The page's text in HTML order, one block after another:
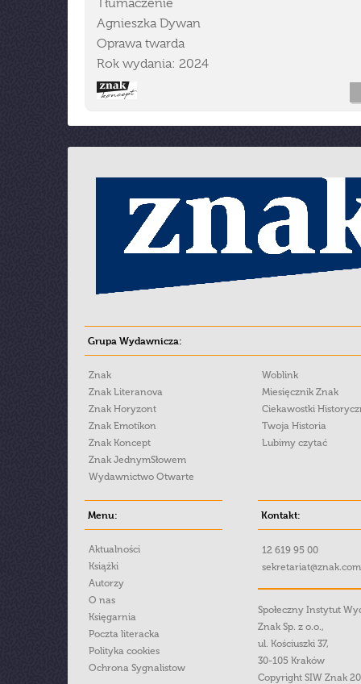
Tłumaczenie
Agnieszka Dywan
Oprawa twarda
Rok wydania: 2024
Grupa Wydawnicza:
Znak
Znak Literanova
Znak Horyzont
Znak Emotikon
Znak Koncept
Znak JednymSłowem
Wydawnictwo Otwarte
Woblink
Miesięcznik Znak
Ciekawostki
Twoja Historia
Lubimy czytać
Menu:
Aktualności
Książki
Autorzy
O nas
Księgarnia
Poczta literacka
Polityka cookies
Ochrona Sygnalistow
Kontakt:
12 619 95 00
Społeczny Instytut
Znak Sp. z o.o.,
ul. Kościuszki 37,
30-105 Kraków
Copyright SIW Znak